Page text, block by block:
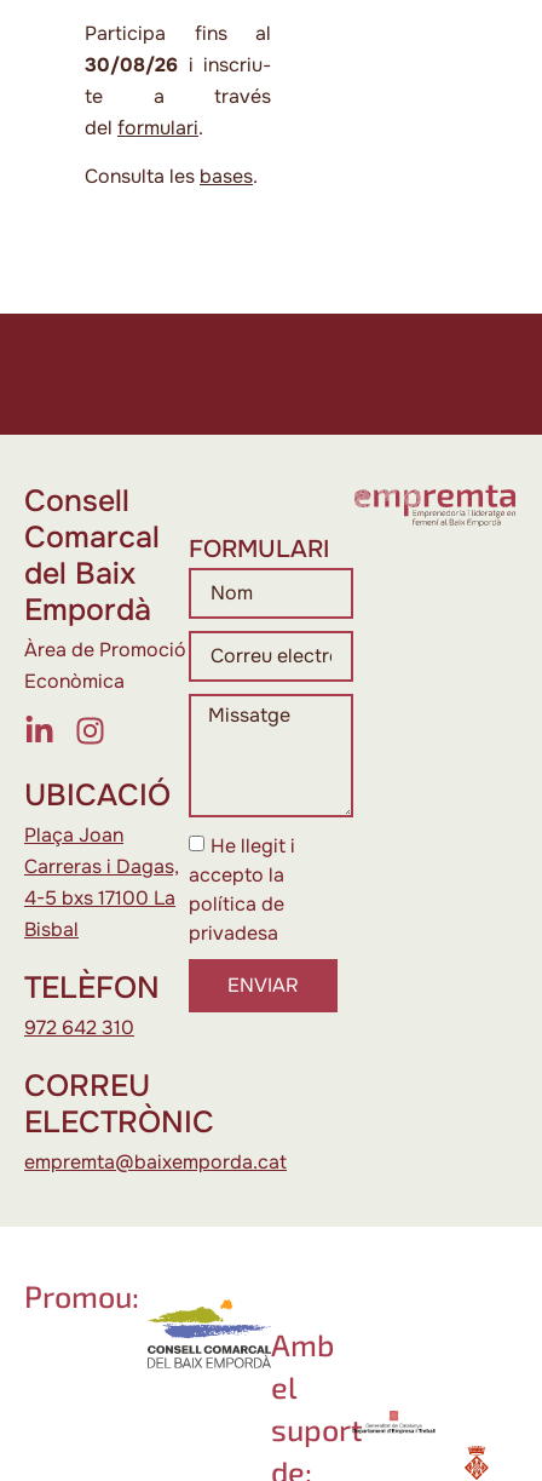
Participa fins al
30/08/26 i inscriu-
te a través
del formulari.
Consulta les bases.
Consell
Comarcal
del Baix
Empordà
Àrea de Promoció
Econòmica
UBICACIÓ
Plaça Joan
Carreras i Dagas,
4-5 bxs 17100 La
Bisbal
TELÈFON
972 642 310
CORREU
ELECTRÒNIC
empremta@baixemporda.cat
FORMULARI
He llegit i
accepto la
política de
privadesa
ENVIAR
Promou:
Amb
el
suport
de: